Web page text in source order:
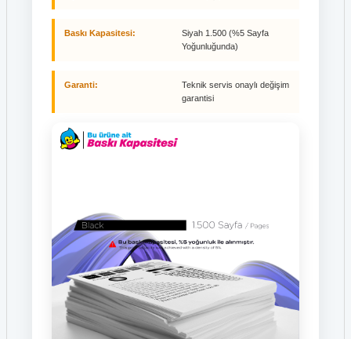
Baskı Kapasitesi:
Siyah 1.500 (%5 Sayfa
Yoğunluğunda)
Garanti:
Teknik servis onaylı değişim
garantisi